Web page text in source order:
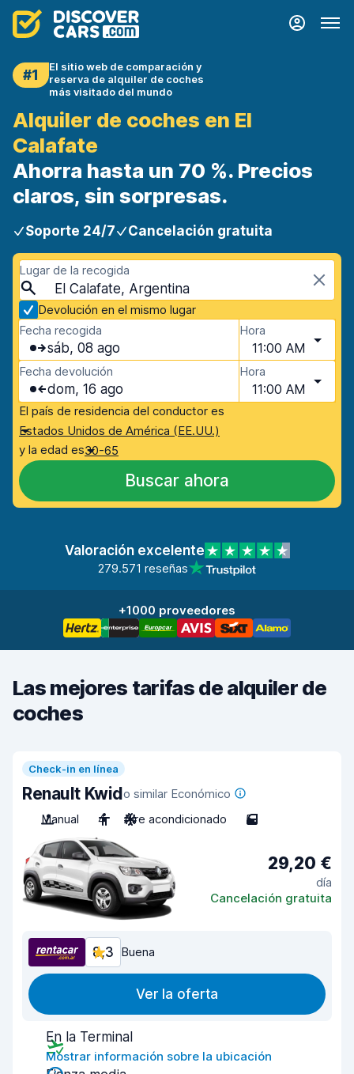
#1
El sitio web de comparación y
reserva de alquiler de coches
más visitado del mundo
Alquiler de coches en El
Calafate
Ahorra hasta un 70 %. Precios
claros, sin sorpresas.
Soporte 24/7 Cancelación gratuita
Lugar de la recogida
El Calafate, Argentina
Devolución en el mismo lugar
Fecha recogida
sáb, 08 ago
Hora
11:00 AM
Fecha devolución
dom, 16 ago
Hora
11:00 AM
El país de residencia del conductor es
Estados Unidos de América (EE.UU.)
y la edad es30-65
Buscar ahora
Valoración excelente
279.571 reseñas
+1000 proveedores
Las mejores tarifas de alquiler de
coches
Check-in en línea
Renault Kwido similar Económico
Manual
4 Aire acondicionado 5
29,20 €
día
Cancelación gratuita
8,3 Buena
Ver la oferta
En la Terminal
Mostrar información sobre la ubicación